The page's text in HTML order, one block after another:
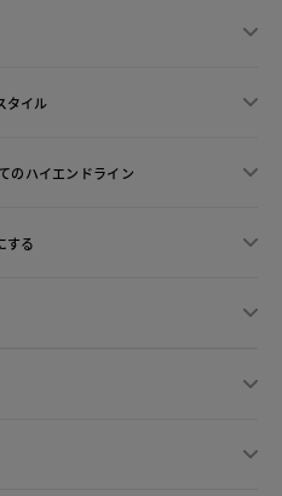
タイル
のハイエンドライン
する